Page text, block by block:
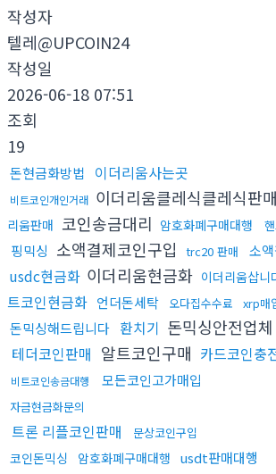
작성자
텔레@UPCOIN24
작성일
2026-06-18 07:51
조회
19
돈현금화방법 이더리움사는곳
비트코인개인거래 이더리움클레식클레식판매
리움판매 코인송금대리 암호화폐구매대행
핑믹싱 소액결제코인구입 trc20 판매 소
usdc현금화 이더리움현금화 이더리움삽니
트코인현금화 언더돈세탁 오다집수수료 xrp매
돈믹싱해드립니다 환치기 돈믹싱안전업체
테더코인판매 알트코인구매 카드코인충
비트코인송금대행 모든코인고가매입
자금현금화문의
트론 리플코인판매 문상코인구입
코인돈믹싱 암호화폐구매대행 usdt판매대행